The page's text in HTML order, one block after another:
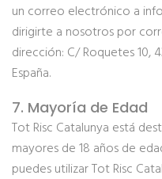
un correo electrónico a
dirigirte a nosotros por
dirección: C/ Roquetes 10,
España.
7. Mayoría de Edad
Tot Risc Catalunya está
mayores de 18 años de
puedes utilizar Tot Risc